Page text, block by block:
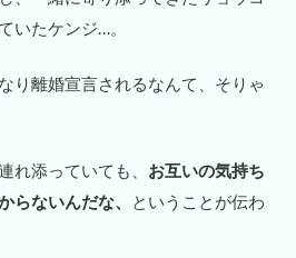
いたケンジ…。
り離婚宣言されるなんて、そりゃ
れ添っていても、 お互いの気持ち
らないんだな、
ということが伝わ